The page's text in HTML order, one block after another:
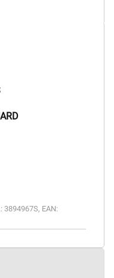
3894967S, EAN: